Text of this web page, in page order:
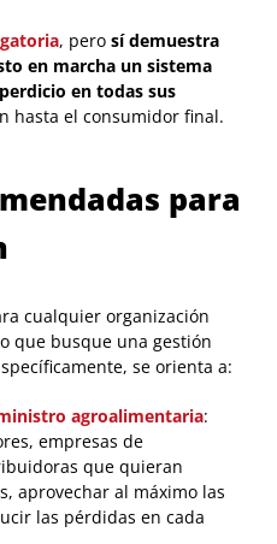
, pero sí demuestra
en marcha un sistema
en todas sus
hasta el consumidor final.
para
cualquier organización
que busque una gestión
se orienta a:
agroalimentaria:
empresas de
que quieran
aprovechar al máximo las
las pérdidas en cada